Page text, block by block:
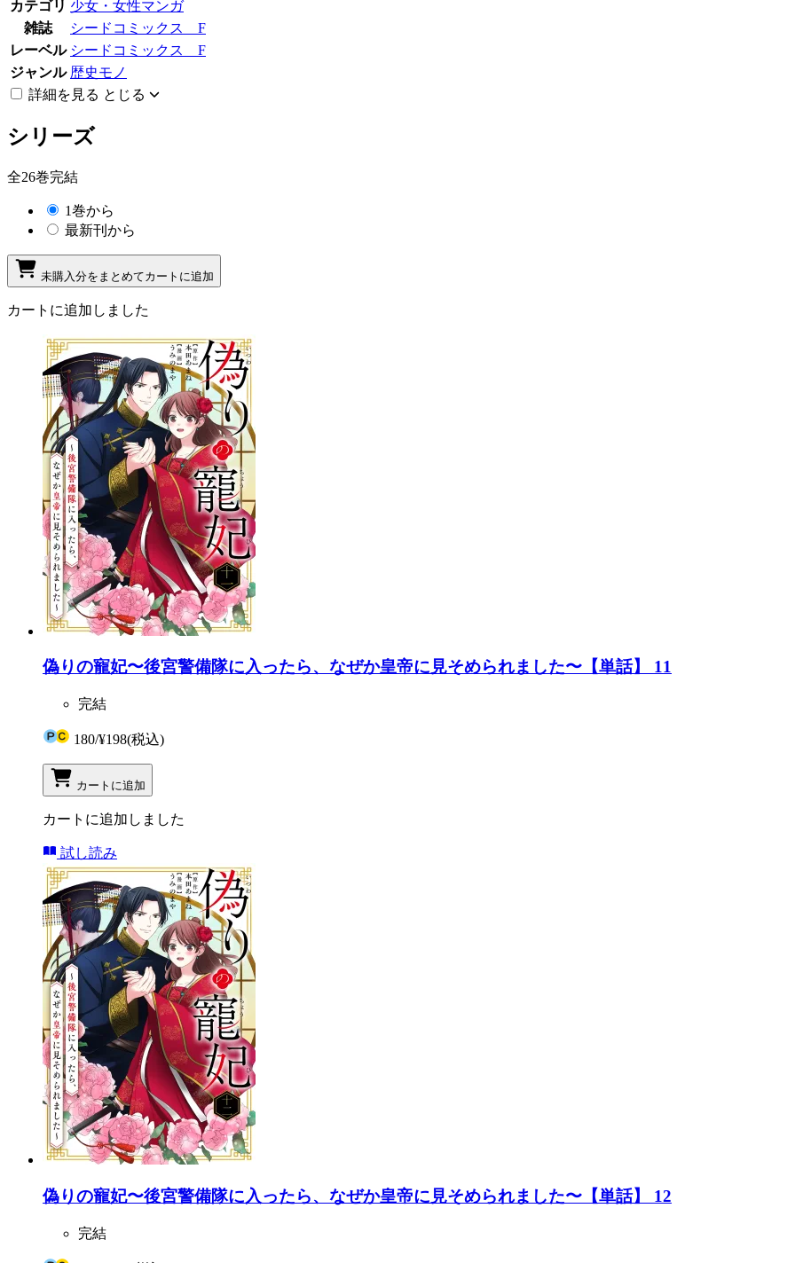
カテゴリ 少女・女性マンガ
雑誌
シードコミックス F
レーベル シードコミックス F
ジャンル 歴史モノ
詳細を見る とじる
シリーズ
全26巻完結
1巻から
最新刊から
未購入分をまとめてカートに追加
カートに追加しました
偽りの寵妃〜後宮警備隊に入ったら、なぜか皇帝に見そめられました〜【単話】 11
完結
180/¥198(税込)
カートに追加
カートに追加しました
試し読み
偽りの寵妃〜後宮警備隊に入ったら、なぜか皇帝に見そめられました〜【単話】 12
完結